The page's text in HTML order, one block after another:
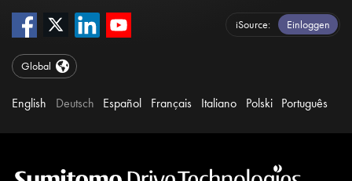
iSource Einloggen
Global
English Deutsch Español Français Italiano Polski Português